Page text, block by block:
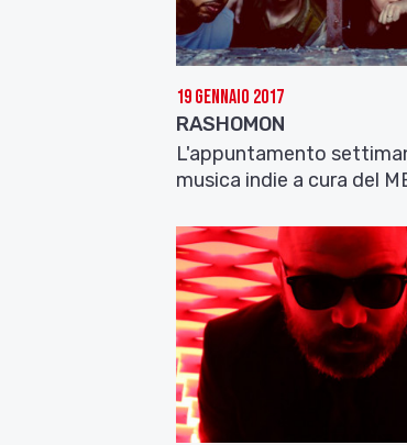
19 Gennaio 2017
RASHOMON
L'appuntamento
musica indie a cura del